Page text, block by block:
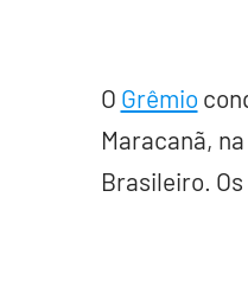
O Grêmio
Maracanã,
Brasileiro.